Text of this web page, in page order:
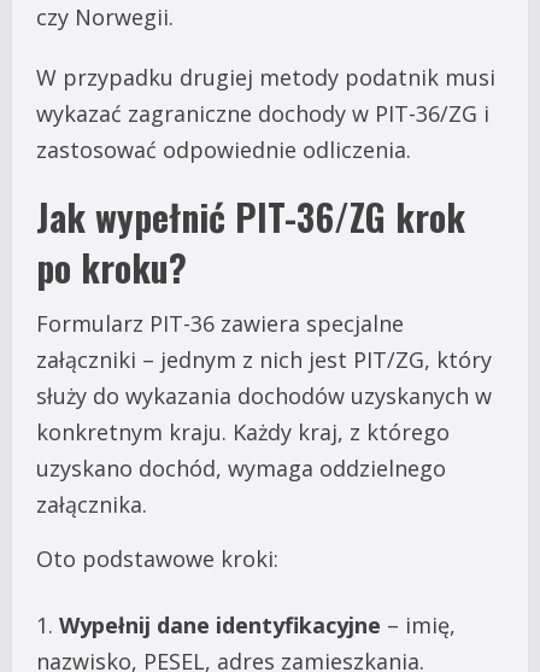
czy Norwegii.
W przypadku drugiej metody podatnik musi
wykazać zagraniczne dochody w PIT-36/ZG i
zastosować odpowiednie odliczenia.
Jak wypełnić PIT-36/ZG krok
po kroku?
Formularz PIT-36 zawiera specjalne
załączniki – jednym z nich jest PIT/ZG, który
służy do wykazania dochodów uzyskanych w
konkretnym kraju. Każdy kraj, z którego
uzyskano dochód, wymaga oddzielnego
załącznika.
Oto podstawowe kroki:
Wypełnij dane identyfikacyjne – imię,
nazwisko, PESEL, adres zamieszkania.